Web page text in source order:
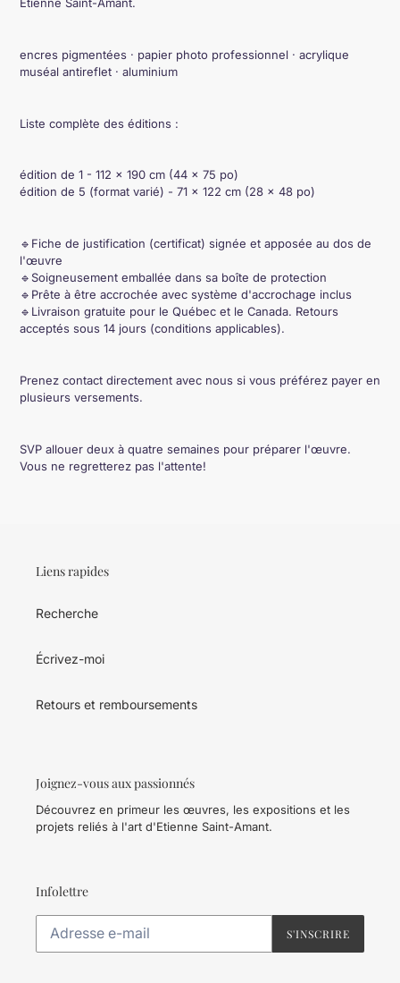
à
encres pigmentées · papier photo professionnel · acrylique
muséal antireflet · aluminium
Liste complète des éditions :
édition de 1 - 112 × 190 cm (44 × 75 po)
édition de 5 (format varié) - 71 × 122 cm (28 × 48 po)
🔹Fiche de justification (certificat) signée et apposée au dos de
l'œuvre
🔹Soigneusement emballée dans sa boîte de protection
🔹Prête à être accrochée avec système d'accrochage inclus
🔹Livraison gratuite pour le Québec et le Canada. Retours
acceptés sous 14 jours (conditions applicables).
Prenez contact directement avec nous si vous préférez payer en
plusieurs versements.
SVP allouer deux à quatre semaines pour préparer l'œuvre.
Vous ne regretterez pas l'attente!
Liens rapides
Recherche
Écrivez-moi
Retours et remboursements
Joignez-vous aux passionnés
Découvrez en primeur les œuvres, les expositions et les
projets reliés à l'art d'Etienne Saint-Amant.
Infolettre
S'INSCRIRE